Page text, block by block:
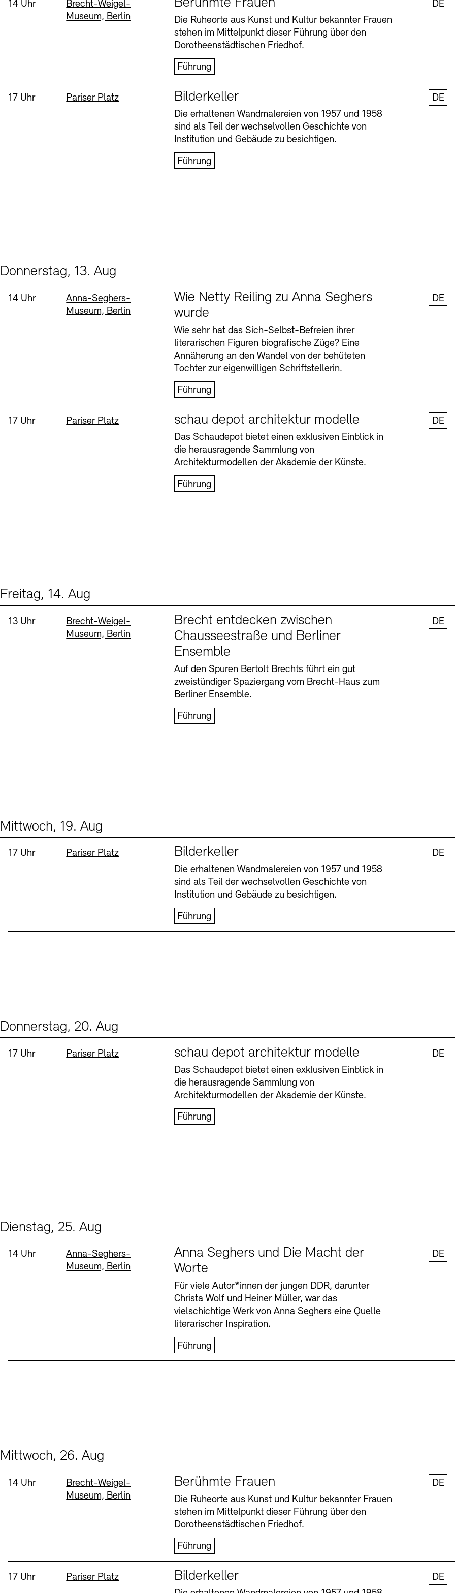
Buchläden
Öffnungszeiten Barrierefreiheit Newsletter
Vermittlungsprogramm
Öffnungszeiten Barrierefreiheit Newsletter
Uhrzeit:
14 Uhr Standort
Brecht-Weigel-
Museum, Berlin
Die Ruheorte aus Kunst und Kultur bekannter Frauen
stehen im Mittelpunkt dieser Führung über den
Dorotheenstädtischen Friedhof.
Führung
DE
Uhrzeit:
17 Uhr Standort
Pariser Platz Bilderkeller
Die erhaltenen Wandmalereien von 1957 und 1958
sind als Teil der wechselvollen Geschichte von
Institution und Gebäude zu besichtigen.
Führung
DE
Donnerstag, 13. Aug
Uhrzeit:
14 Uhr Standort
Anna-Seghers-
Museum, Berlin
Wie Netty Reiling zu Anna Seghers
wurde
Wie sehr hat das Sich-Selbst-Befreien ihrer
literarischen Figuren biografische Züge? Eine
Annäherung an den Wandel von der behüteten
Tochter zur eigenwilligen Schriftstellerin.
Führung
DE
Uhrzeit:
17 Uhr Standort
Pariser Platz schau depot architektur modelle
Das Schaudepot bietet einen exklusiven Einblick in
die herausragende Sammlung von
Architekturmodellen der Akademie der Künste.
Führung
DE
Freitag, 14. Aug
Uhrzeit:
13 Uhr Standort
Brecht-Weigel-
Museum, Berlin
Brecht entdecken zwischen
Chausseestraße und Berliner
Ensemble
Auf den Spuren Bertolt Brechts führt ein gut
zweistündiger Spaziergang vom Brecht-Haus zum
Berliner Ensemble.
Führung
DE
Mittwoch, 19. Aug
Uhrzeit:
17 Uhr Standort
Pariser Platz Bilderkeller
Die erhaltenen Wandmalereien von 1957 und 1958
sind als Teil der wechselvollen Geschichte von
Institution und Gebäude zu besichtigen.
Führung
DE
Donnerstag, 20. Aug
Uhrzeit:
17 Uhr Standort
Pariser Platz schau depot architektur modelle
Das Schaudepot bietet einen exklusiven Einblick in
die herausragende Sammlung von
Architekturmodellen der Akademie der Künste.
Führung
DE
Dienstag, 25. Aug
Uhrzeit:
14 Uhr Standort
Anna-Seghers-
Museum, Berlin
Anna Seghers und Die Macht der
Worte
Für viele Autor*innen der jungen DDR, darunter
Christa Wolf und Heiner Müller, war das
vielschichtige Werk von Anna Seghers eine Quelle
literarischer Inspiration.
Führung
DE
Mittwoch, 26. Aug
Uhrzeit:
14 Uhr Standort
Brecht-Weigel-
Museum, Berlin
Berühmte Frauen
Die Ruheorte aus Kunst und Kultur bekannter Frauen
stehen im Mittelpunkt dieser Führung über den
Dorotheenstädtischen Friedhof.
Führung
DE
Uhrzeit:
17 Uhr Standort
Pariser Platz Bilderkeller
DE